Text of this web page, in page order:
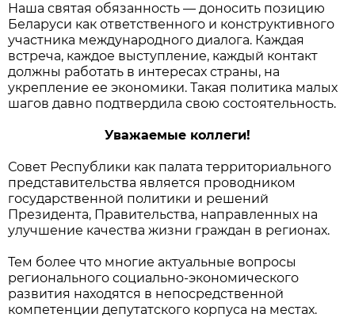
Наша святая обязанность — доносить позицию
Беларуси как ответственного и конструктивного
участника международного диалога. Каждая
встреча, каждое выступление, каждый контакт
должны работать в интересах страны, на
укрепление ее экономики. Такая политика малых
шагов давно подтвердила свою состоятельность.
Уважаемые коллеги!
Совет Республики как палата территориального
представительства является проводником
государственной политики и решений
Президента, Правительства, направленных на
улучшение качества жизни граждан в регионах.
Тем более что многие актуальные вопросы
регионального социально-экономического
развития находятся в непосредственной
компетенции депутатского корпуса на местах.